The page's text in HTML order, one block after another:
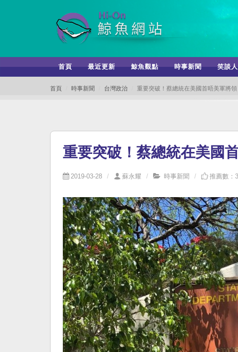
首頁 最近更新 鯨魚觀點 時事新聞 笑談
首頁 時事新聞 台灣政治 重要突破！蔡總統在美國首晤美軍將領
重要突破！蔡總統在美國
2019-03-28 蘇永耀 時事新聞 推薦數：